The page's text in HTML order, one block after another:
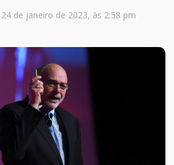
de janeiro de 2023, às 2:58 pm